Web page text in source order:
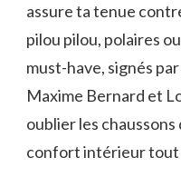
assure ta tenue
pilou pilou, polaires
must-have, signés
Maxime Bernard et
oublier les
confort intérieur tout